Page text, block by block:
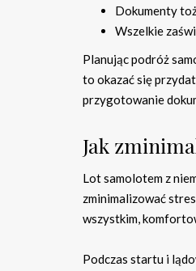
Dokumenty
Wszelkie
Planując podróż
to okazać się
przygotowanie
Jak
Lot samolotem z
zminimalizować
wszystkim,
Podczas startu i